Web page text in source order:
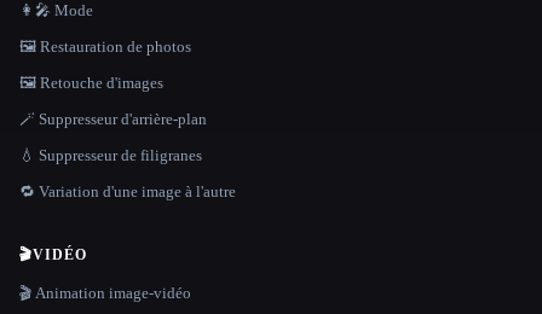
👩‍🎤 Mode
🖼️ Restauration de photos
🖼️ Retouche d'images
🪄 Suppresseur d'arrière-plan
💧 Suppresseur de filigranes
🔁 Variation d'une image à l'autre
🎬VIDÉO
🎬 Animation image-vidéo